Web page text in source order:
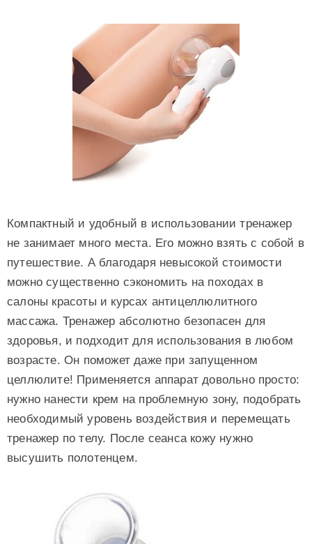
Компактный и удобный в использовании тренажер
не занимает много места. Его можно взять с собой в
путешествие. А благодаря невысокой стоимости
можно существенно сэкономить на походах в
салоны красоты и курсах антицеллюлитного
массажа. Тренажер абсолютно безопасен для
здоровья, и подходит для использования в любом
возрасте. Он поможет даже при запущенном
целлюлите! Применяется аппарат довольно просто:
нужно нанести крем на проблемную зону, подобрать
необходимый уровень воздействия и перемещать
тренажер по телу. После сеанса кожу нужно
высушить полотенцем.